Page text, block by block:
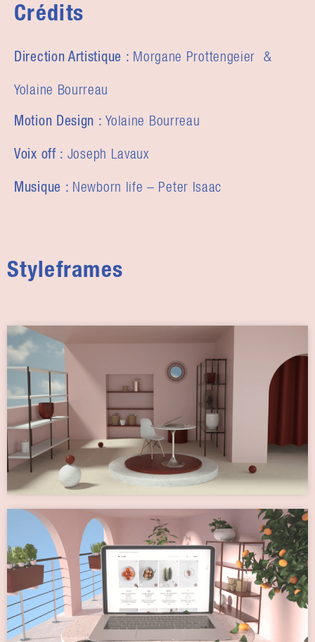
Crédits
Direction Artistique : Morgane Prottengeier &
Yolaine Bourreau
Motion Design : Yolaine Bourreau
Voix off : Joseph Lavaux
Musique : Newborn life – Peter Isaac
Styleframes